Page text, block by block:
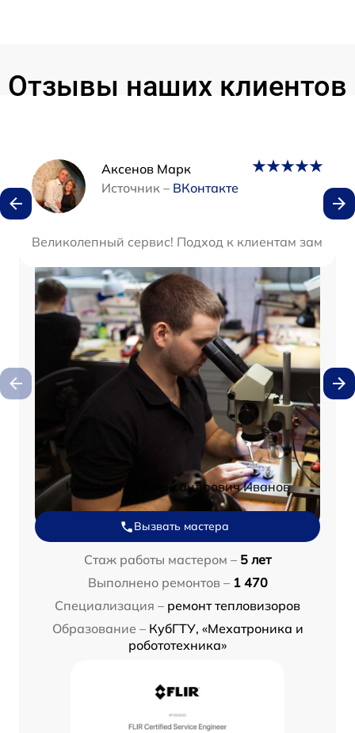
Отзывы наших клиентов
Аксенов Марк
Источник – ВКонтакте
Великолепный сервис! Подход к клиентам
Наши мастера
Константин Александрович Иванов
Вызвать мастера
Стаж работы мастером – 5 лет
Выполнено ремонтов – 1 470
Специализация – ремонт тепловизоров
Образование – КубГТУ, «Мехатроника и
робототехника»